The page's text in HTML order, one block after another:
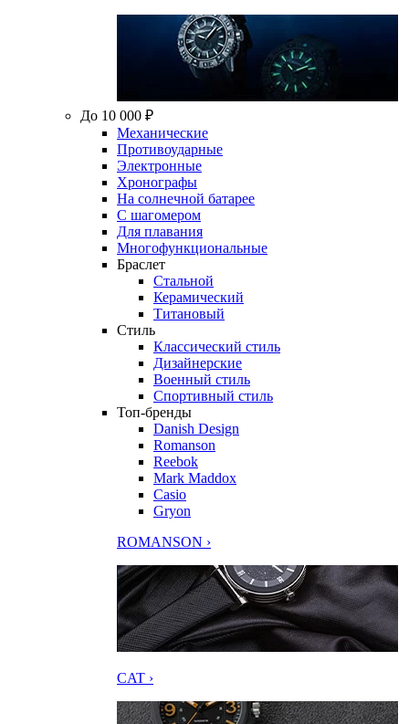
До 10 000 ₽
Механические
Противоударные
Электронные
Хронографы
На солнечной батарее
С шагомером
Для плавания
Многофункциональные
Браслет
Стальной
Керамический
Титановый
Стиль
Классический стиль
Дизайнерские
Военный стиль
Спортивный стиль
Топ-бренды
Danish Design
Romanson
Reebok
Mark Maddox
Casio
Gryon
ROMANSON ›
CAT ›